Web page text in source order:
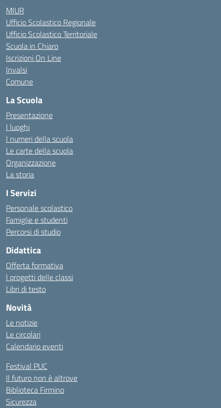
MIUR
Ufficio Scolastico Regionale
Ufficio Scolastico Territoriale
Scuola in Chiaro
Iscrizioni On Line
Invalsi
Comune
La Scuola
Presentazione
I luoghi
I numeri della scuola
Le carte della scuola
Organizzazione
La storia
I Servizi
Personale scolastico
Famiglie e studenti
Percorsi di studio
Didattica
Offerta formativa
I progetti delle classi
Libri di testo
Novità
Le notizie
Le circolari
Calendario eventi
Festival PUC
Il futuro non è altrove
Biblioteca Firmino
Sicurezza